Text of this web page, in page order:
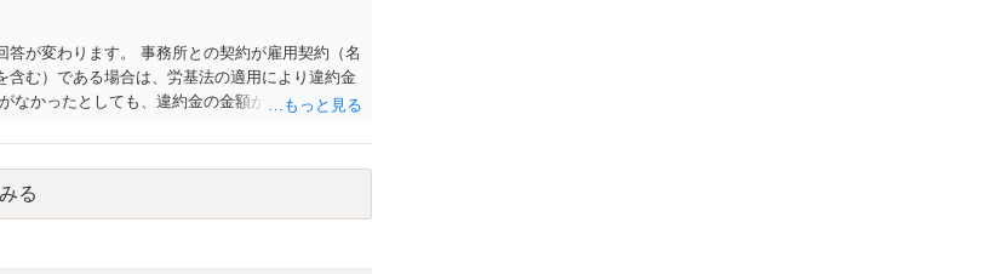
が変わります。 事務所との契約が雇用契約（名
む）である場合は、労基法の適用により違約金
なかったとしても、違約金の金額が過大であると
る